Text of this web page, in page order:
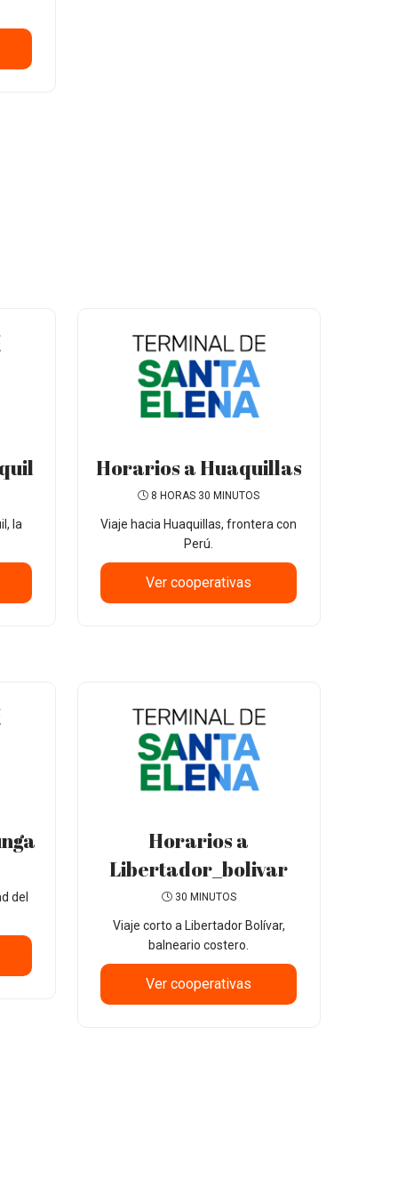
la
Horarios a Huaquillas
8 HORAS 30 MINUTOS
Viaje hacia Huaquillas, frontera con
Perú.
Ver cooperativas
del
Horarios a
Libertador_bolivar
30 MINUTOS
Viaje corto a Libertador Bolívar,
balneario costero.
Ver cooperativas